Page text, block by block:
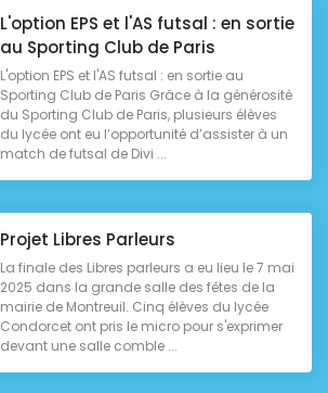
L'option EPS et l'AS futsal : en sortie
au Sporting Club de Paris
L'option EPS et l'AS futsal : en sortie au
Sporting Club de Paris Grâce à la générosité
du Sporting Club de Paris, plusieurs élèves
du lycée ont eu l’opportunité d’assister à un
match de futsal de Divi ...
Projet Libres Parleurs
La finale des Libres parleurs a eu lieu le 7 mai
2025 dans la grande salle des fêtes de la
mairie de Montreuil. Cinq élèves du lycée
Condorcet ont pris le micro pour s'exprimer
devant une salle comble ...